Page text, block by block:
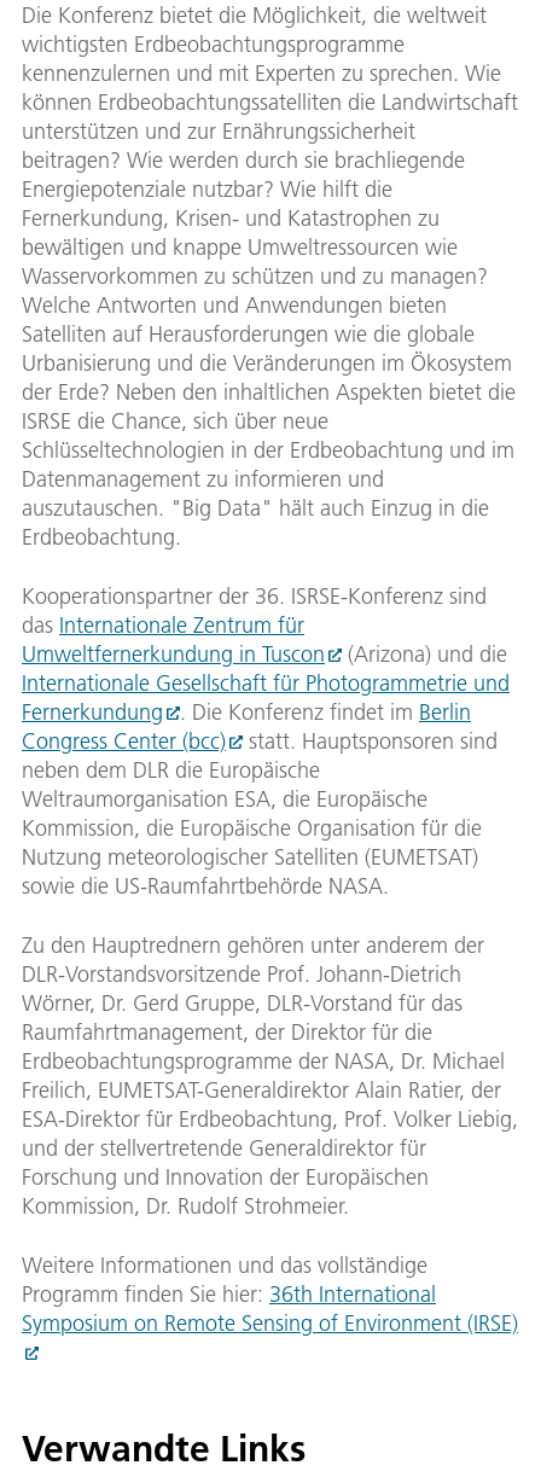
Die Konferenz bietet die Möglichkeit, die weltweit
wichtigsten Erdbeobachtungsprogramme
kennenzulernen und mit Experten zu sprechen. Wie
können Erdbeobachtungssatelliten die Landwirtschaft
unterstützen und zur Ernährungssicherheit
beitragen? Wie werden durch sie brachliegende
Energiepotenziale nutzbar? Wie hilft die
Fernerkundung, Krisen- und Katastrophen zu
bewältigen und knappe Umweltressourcen wie
Wasservorkommen zu schützen und zu managen?
Welche Antworten und Anwendungen bieten
Satelliten auf Herausforderungen wie die globale
Urbanisierung und die Veränderungen im Ökosystem
der Erde? Neben den inhaltlichen Aspekten bietet die
ISRSE die Chance, sich über neue
Schlüsseltechnologien in der Erdbeobachtung und im
Datenmanagement zu informieren und
auszutauschen. "Big Data" hält auch Einzug in die
Erdbeobachtung.
Kooperationspartner der 36. ISRSE-Konferenz sind
das Internationale Zentrum für
Umweltfernerkundung in Tuscon
(Arizona) und die
Internationale Gesellschaft für Photogrammetrie und
Fernerkundung
. Die Konferenz findet im Berlin
Congress Center (bcc)
statt. Hauptsponsoren sind
neben dem DLR die Europäische
Weltraumorganisation ESA, die Europäische
Kommission, die Europäische Organisation für die
Nutzung meteorologischer Satelliten (EUMETSAT)
sowie die US-Raumfahrtbehörde NASA.
Zu den Hauptrednern gehören unter anderem der
DLR-Vorstandsvorsitzende Prof. Johann-Dietrich
Wörner, Dr. Gerd Gruppe, DLR-Vorstand für das
Raumfahrtmanagement, der Direktor für die
Erdbeobachtungsprogramme der NASA, Dr. Michael
Freilich, EUMETSAT-Generaldirektor Alain Ratier, der
ESA-Direktor für Erdbeobachtung, Prof. Volker Liebig,
und der stellvertretende Generaldirektor für
Forschung und Innovation der Europäischen
Kommission, Dr. Rudolf Strohmeier.
Weitere Informationen und das vollständige
Programm finden Sie hier: 36th International
Symposium on Remote Sensing of Environment (IRSE)
Verwandte Links